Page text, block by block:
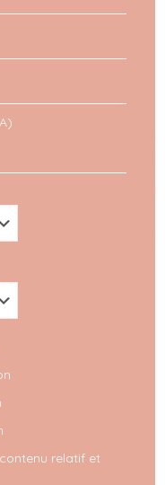
2024 :
relatif et